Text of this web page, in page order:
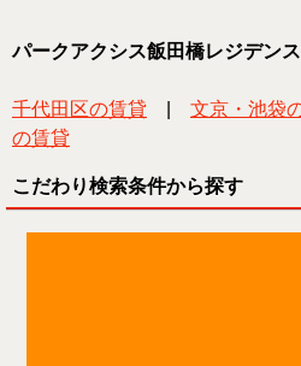
パークアクシス飯田橋レジデン
千代田区の賃貸 文京・池袋
の賃貸
こだわり検索条件から探す